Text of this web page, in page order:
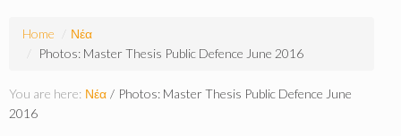
Home / Νέα
/ Photos: Master Thesis Public Defence June 2016
You are here: Νέα / Photos: Master Thesis Public Defence June
2016